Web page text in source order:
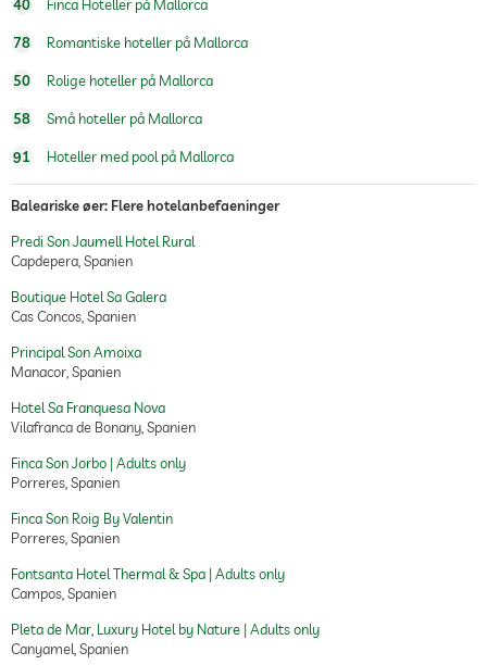
40 Finca Hoteller på Mallorca
78 Romantiske hoteller på Mallorca
50 Rolige hoteller på Mallorca
58 Små hoteller på Mallorca
91 Hoteller med pool på Mallorca
Baleariske øer: Flere hotelanbefaeninger
Predi Son Jaumell Hotel Rural
Capdepera, Spanien
Boutique Hotel Sa Galera
Cas Concos, Spanien
Principal Son Amoixa
Manacor, Spanien
Hotel Sa Franquesa Nova
Vilafranca de Bonany, Spanien
Finca Son Jorbo | Adults only
Porreres, Spanien
Finca Son Roig By Valentin
Porreres, Spanien
Fontsanta Hotel Thermal & Spa | Adults only
Campos, Spanien
Pleta de Mar, Luxury Hotel by Nature | Adults only
Canyamel, Spanien